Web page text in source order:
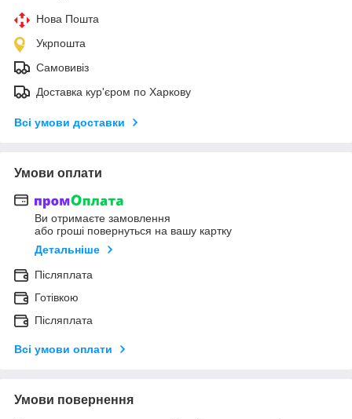
Нова Пошта
Укрпошта
Самовивіз
Доставка кур'єром по Харкову
Всі умови доставки
Умови оплати
Ви отримаєте замовлення
або гроші повернуться на вашу картку
Детальніше
Післяплата
Готівкою
Післяплата
Всі умови оплати
Умови повернення